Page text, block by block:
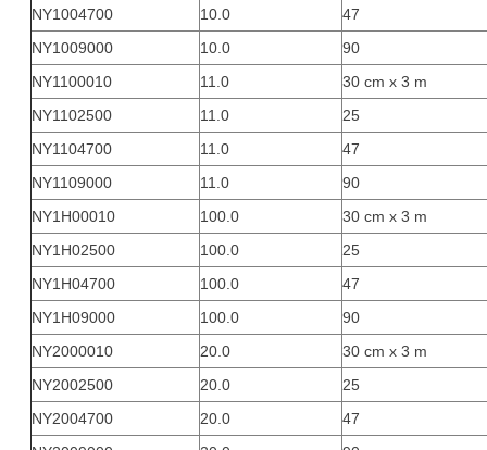
NY1004700
10.0
47
NY1009000
10.0
90
NY1100010
11.0
30 cm x 3 m
NY1102500
11.0
25
NY1104700
11.0
47
NY1109000
11.0
90
NY1H00010
100.0
30 cm x 3 m
NY1H02500
100.0
25
NY1H04700
100.0
47
NY1H09000
100.0
90
NY2000010
20.0
30 cm x 3 m
NY2002500
20.0
25
NY2004700
20.0
47